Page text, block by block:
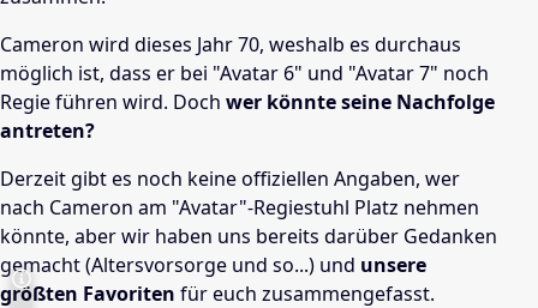
Cameron wird dieses Jahr 70, weshalb es durchaus
möglich ist, dass er bei "Avatar 6" und "Avatar 7" noch
Regie führen wird. Doch wer könnte seine Nachfolge
antreten?
Derzeit gibt es noch keine offiziellen Angaben, wer
nach Cameron am "Avatar"-Regiestuhl Platz nehmen
könnte, aber wir haben uns bereits darüber Gedanken
gemacht (Altersvorsorge und so...) und unsere
größten Favoriten für euch zusammengefasst.